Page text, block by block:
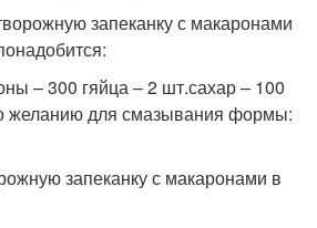
запеканку с макаронами
– 300 гяйца – 2 шт.сахар – 100
желанию для смазывания формы:
запеканку с макаронами в